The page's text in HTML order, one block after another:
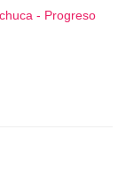
- Progreso